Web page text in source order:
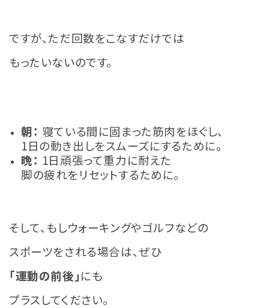
ですが、ただ回数をこなすだけでは
もったいないのです。
朝： 寝ている間に固まった筋肉をほぐし、
1日の動き出しをスムーズにするために。
晩： 1日頑張って重力に耐えた
脚の疲れをリセットするために。
そして、もしウォーキングやゴルフなどの
スポーツをされる場合は、ぜひ
「運動の前後」にも
プラスしてください。